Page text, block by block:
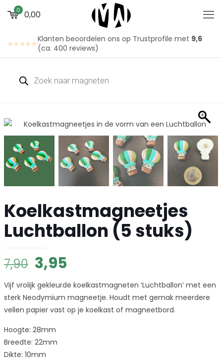
0 0,00
⭐⭐⭐⭐⭐Klanten beoordelen ons op Trustprofile met 9,6
(ca. 400 reviews)
zoeken
Koelkastmagneetjes
Luchtballon (5 stuks)
7,90 Oorspronkelijke
prijs
was:
7,90.
3,95
prijs
is:
3,95.
Vijf vrolijk gekleurde koelkastmagneten ‘Luchtballon’ met een
sterk Neodymium magneetje. Houdt met gemak meerdere
vellen papier vast op je koelkast of magneetbord.
Hoogte: 28mm
Breedte: 22mm
Dikte: 10mm